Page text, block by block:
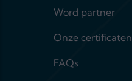
Footer menu 2
Word partner
Onze certificaten
FAQs